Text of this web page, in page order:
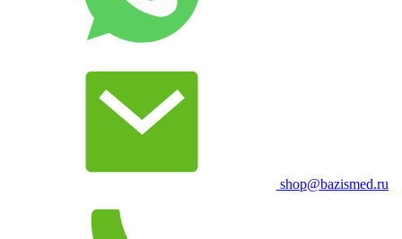
shop@bazismed.ru